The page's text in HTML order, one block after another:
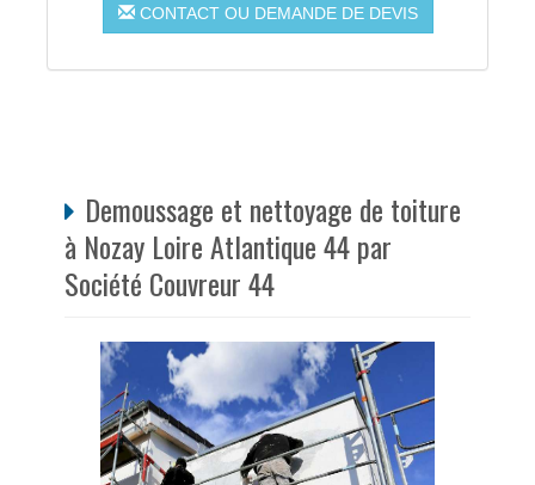
CONTACT OU DEMANDE DE DEVIS
Demoussage et nettoyage de toiture
à Nozay Loire Atlantique 44 par
Société Couvreur 44